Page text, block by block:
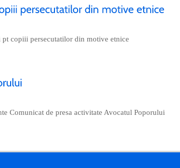
copiii persecutatilor din motive etnice
Comunicat de presa activitate Avocatul Poporului